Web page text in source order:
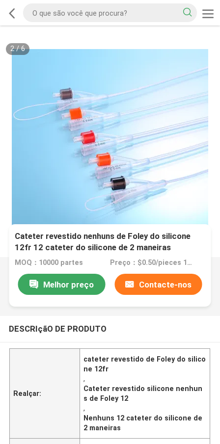
2/6
Cateter revestido nenhuns de Foley do silicone
12fr 12 cateter do silicone de 2 maneiras
MOQ：10000 partes Preço：$0.50/pieces 10000-49999 pieces
Melhor preço Contacte-nos
DESCRIçãO DE PRODUTO
Realçar:
cateter revestido de Foley do silico
ne 12fr
,
Cateter revestido silicone nenhun
s de Foley 12
,
Nenhuns 12 cateter do silicone de
2 maneiras